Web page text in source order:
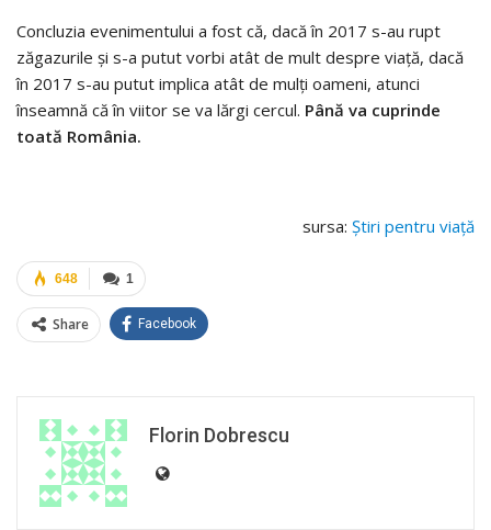
Concluzia evenimentului a fost că, dacă în 2017 s-au rupt
zăgazurile şi s-a putut vorbi atât de mult despre viaţă, dacă
în 2017 s-au putut implica atât de mulţi oameni, atunci
înseamnă că în viitor se va lărgi cercul. Până va cuprinde
toată România.
sursa: Ştiri pentru viaţă
1
648
Share Facebook
Florin Dobrescu